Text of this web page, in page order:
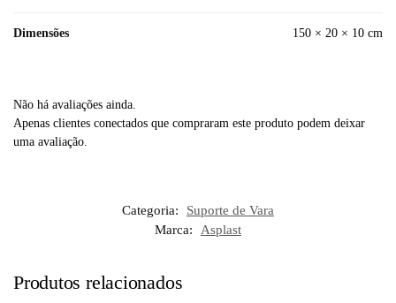
Dimensões 150 × 20 × 10 cm
Não há avaliações ainda.
Apenas clientes conectados que compraram este produto podem deixar
uma avaliação.
Categoria:
Suporte de Vara
Marca:
Asplast
Produtos relacionados